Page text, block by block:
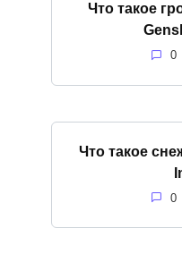
Что такое
0
Что такое
0